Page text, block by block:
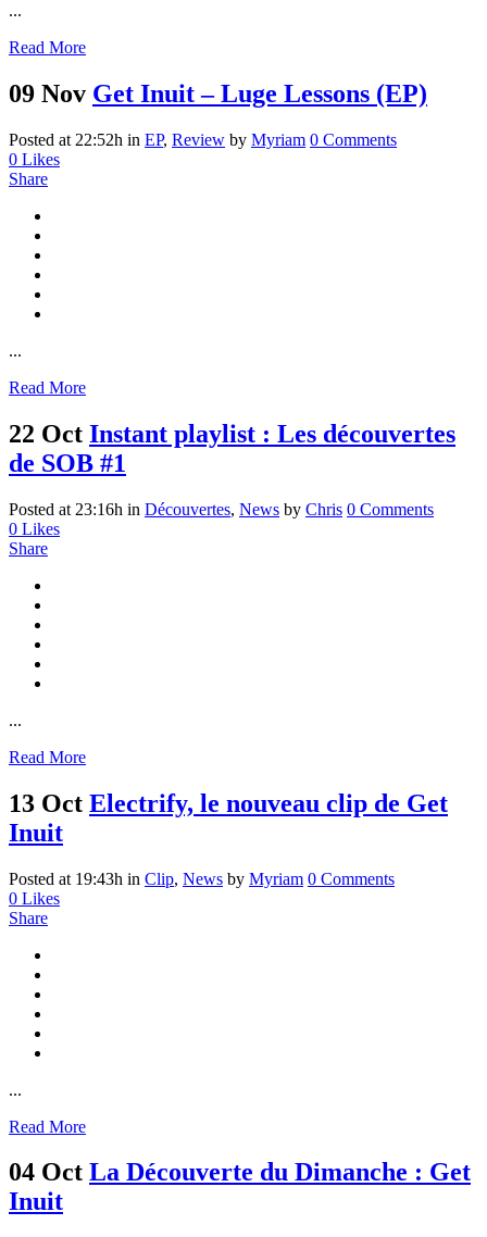
...
Read More
09 Nov Get Inuit – Luge Lessons (EP)
Posted at 22:52h in EP, Review by Myriam 0 Comments
0 Likes
Share
...
Read More
22 Oct Instant playlist : Les découvertes
de SOB #1
Posted at 23:16h in Découvertes, News by Chris 0 Comments
0 Likes
Share
...
Read More
13 Oct Electrify, le nouveau clip de Get
Inuit
Posted at 19:43h in Clip, News by Myriam 0 Comments
0 Likes
Share
...
Read More
04 Oct La Découverte du Dimanche : Get
Inuit